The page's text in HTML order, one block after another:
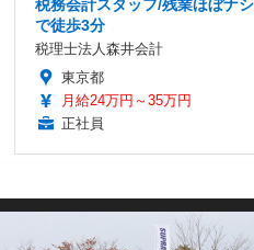
税務会計スタッフ/残業ほぼナ
で徒歩3分
税理士法人森井会計
東京都
月給24万円～35万円
正社員